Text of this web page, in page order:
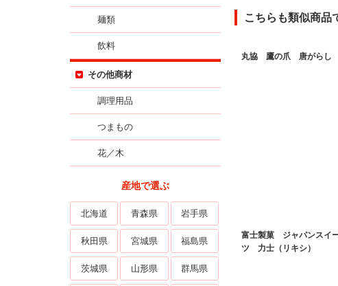
こちらも類似商品
丸協 鷹の爪 唐がらし
富士製菓 ジャパンスイ
ツ 力士（リキシ）
麺類
飲料
その他商材
調理用品
つまもの
花／木
産地で選ぶ
北海道 青森県 岩手県
秋田県 宮城県 福島県
茨城県 山形県 群馬県